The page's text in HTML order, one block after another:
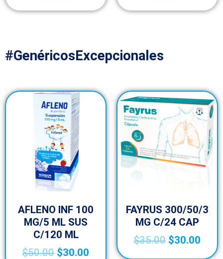
#GenéricosExcepcionales
AFLENO INF 100
MG/5 ML SUS
C/120 ML
$50.00 $30.00
FAYRUS 300/50/3
MG C/24 CAP
$35.00 $30.00